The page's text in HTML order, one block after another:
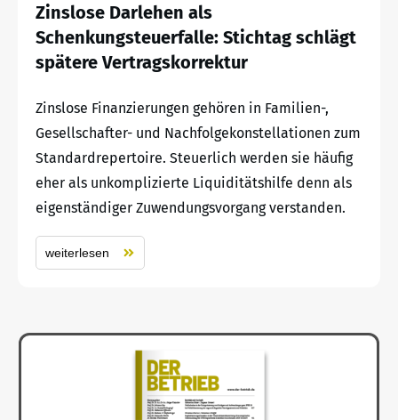
Zinslose Darlehen als
Schenkungsteuerfalle: Stichtag schlägt
spätere Vertragskorrektur
Zinslose Finanzierungen gehören in Familien-,
Gesellschafter- und Nachfolgekonstellationen zum
Standardrepertoire. Steuerlich werden sie häufig
eher als unkomplizierte Liquiditätshilfe denn als
eigenständiger Zuwendungsvorgang verstanden.
weiterlesen